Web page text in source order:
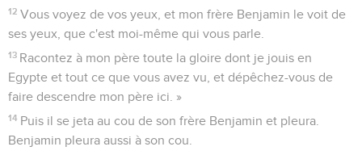
12 Vous voyez de vos yeux, et mon frère Benjamin le voit de
ses yeux, que c'est moi-même qui vous parle.
13 Racontez à mon père toute la gloire dont je jouis en
Egypte et tout ce que vous avez vu, et dépêchez-vous de
faire descendre mon père ici. »
14 Puis il se jeta au cou de son frère Benjamin et pleura.
Benjamin pleura aussi à son cou.